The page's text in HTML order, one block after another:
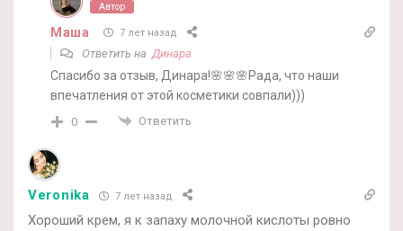
Автор
Маша 7 лет назад
Ответить на Динара
Спасибо за отзыв, Динара!🌸🌸🌸Рада, что наши
впечатления от этой косметики совпали)))
0 Ответить
Veronika 7 лет назад
Хороший крем, я к запаху молочной кислоты ровно